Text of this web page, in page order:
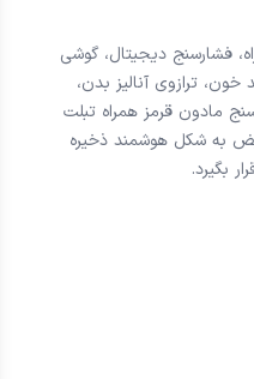
قلب 6 کاناله همراه، فشارسنج دیجیتال، گوشی
ترازوی آنالیز بدن،
مادون قرمز همراه تبلت
به شکل هوشمند ذخیره
بگیرد.